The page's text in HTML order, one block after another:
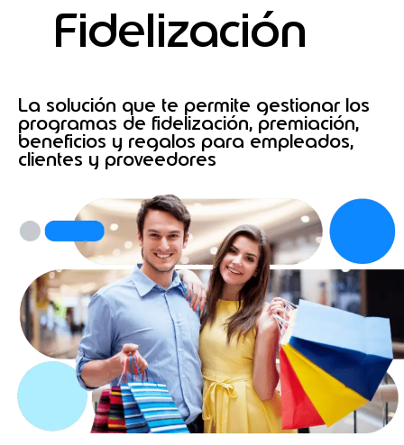
Fidelización
La solución que te permite gestionar los
programas de fidelización, premiación,
beneficios y regalos para empleados,
clientes y proveedores